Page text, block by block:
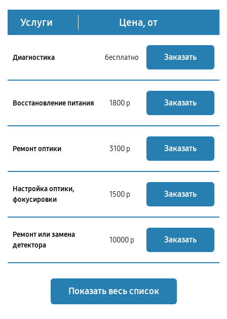
Услуги Цена, от
Диагностика бесплатно Заказать
Восстановление питания 1800 р Заказать
Ремонт оптики 3100 р Заказать
Настройка оптики,
фокусировки
1500 р Заказать
Ремонт или замена
детектора
10000 р Заказать
Показать весь список